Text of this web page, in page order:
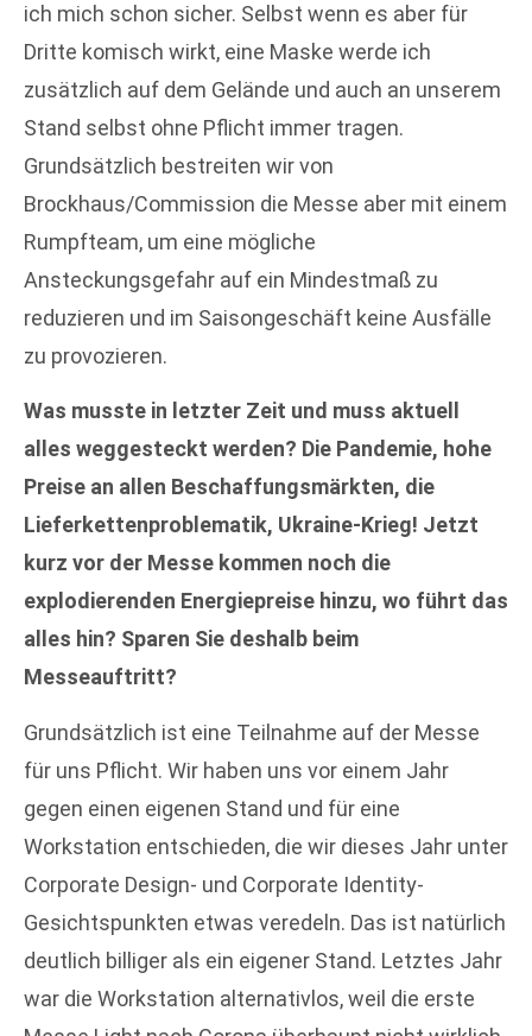
ich mich schon sicher. Selbst wenn es aber für
Dritte komisch wirkt, eine Maske werde ich
zusätzlich auf dem Gelände und auch an unserem
Stand selbst ohne Pflicht immer tragen.
Grundsätzlich bestreiten wir von
Brockhaus/Commission die Messe aber mit einem
Rumpfteam, um eine mögliche
Ansteckungsgefahr auf ein Mindestmaß zu
reduzieren und im Saisongeschäft keine Ausfälle
zu provozieren.
Was musste in letzter Zeit und muss aktuell
alles weggesteckt werden? Die Pandemie, hohe
Preise an allen Beschaffungsmärkten, die
Lieferkettenproblematik, Ukraine-Krieg! Jetzt
kurz vor der Messe kommen noch die
explodierenden Energiepreise hinzu, wo führt das
alles hin? Sparen Sie deshalb beim
Messeauftritt?
Grundsätzlich ist eine Teilnahme auf der Messe
für uns Pflicht. Wir haben uns vor einem Jahr
gegen einen eigenen Stand und für eine
Workstation entschieden, die wir dieses Jahr unter
Corporate Design- und Corporate Identity-
Gesichtspunkten etwas veredeln. Das ist natürlich
deutlich billiger als ein eigener Stand. Letztes Jahr
war die Workstation alternativlos, weil die erste